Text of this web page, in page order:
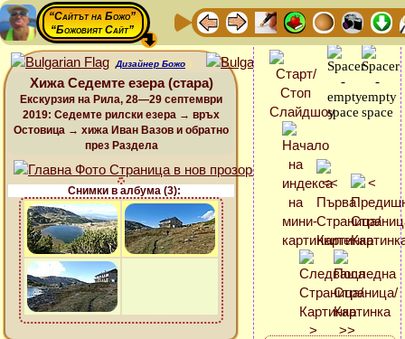
“Сайтът на Божо”
“Божовият Сайт”
Дизайнер Божо
Хижа Седемте езера (стара)
Екскурзия на Рила, 28—29 септември
2019: Седемте рилски езера → връх
Остовица → хижа Иван Вазов и обратно
през Раздела
Снимки в албума (3):